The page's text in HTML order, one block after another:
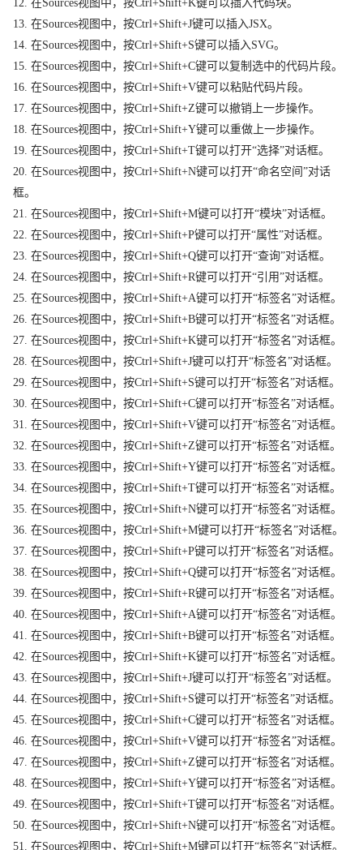
12. 在Sources视图中，按Ctrl+Shift+K键可以插入代码块。
13. 在Sources视图中，按Ctrl+Shift+J键可以插入JSX。
14. 在Sources视图中，按Ctrl+Shift+S键可以插入SVG。
15. 在Sources视图中，按Ctrl+Shift+C键可以复制选中的代码片段。
16. 在Sources视图中，按Ctrl+Shift+V键可以粘贴代码片段。
17. 在Sources视图中，按Ctrl+Shift+Z键可以撤销上一步操作。
18. 在Sources视图中，按Ctrl+Shift+Y键可以重做上一步操作。
19. 在Sources视图中，按Ctrl+Shift+T键可以打开“选择”对话框。
20. 在Sources视图中，按Ctrl+Shift+N键可以打开“命名空间”对话
框。
21. 在Sources视图中，按Ctrl+Shift+M键可以打开“模块”对话框。
22. 在Sources视图中，按Ctrl+Shift+P键可以打开“属性”对话框。
23. 在Sources视图中，按Ctrl+Shift+Q键可以打开“查询”对话框。
24. 在Sources视图中，按Ctrl+Shift+R键可以打开“引用”对话框。
25. 在Sources视图中，按Ctrl+Shift+A键可以打开“标签名”对话框。
26. 在Sources视图中，按Ctrl+Shift+B键可以打开“标签名”对话框。
27. 在Sources视图中，按Ctrl+Shift+K键可以打开“标签名”对话框。
28. 在Sources视图中，按Ctrl+Shift+J键可以打开“标签名”对话框。
29. 在Sources视图中，按Ctrl+Shift+S键可以打开“标签名”对话框。
30. 在Sources视图中，按Ctrl+Shift+C键可以打开“标签名”对话框。
31. 在Sources视图中，按Ctrl+Shift+V键可以打开“标签名”对话框。
32. 在Sources视图中，按Ctrl+Shift+Z键可以打开“标签名”对话框。
33. 在Sources视图中，按Ctrl+Shift+Y键可以打开“标签名”对话框。
34. 在Sources视图中，按Ctrl+Shift+T键可以打开“标签名”对话框。
35. 在Sources视图中，按Ctrl+Shift+N键可以打开“标签名”对话框。
36. 在Sources视图中，按Ctrl+Shift+M键可以打开“标签名”对话框。
37. 在Sources视图中，按Ctrl+Shift+P键可以打开“标签名”对话框。
38. 在Sources视图中，按Ctrl+Shift+Q键可以打开“标签名”对话框。
39. 在Sources视图中，按Ctrl+Shift+R键可以打开“标签名”对话框。
40. 在Sources视图中，按Ctrl+Shift+A键可以打开“标签名”对话框。
41. 在Sources视图中，按Ctrl+Shift+B键可以打开“标签名”对话框。
42. 在Sources视图中，按Ctrl+Shift+K键可以打开“标签名”对话框。
43. 在Sources视图中，按Ctrl+Shift+J键可以打开“标签名”对话框。
44. 在Sources视图中，按Ctrl+Shift+S键可以打开“标签名”对话框。
45. 在Sources视图中，按Ctrl+Shift+C键可以打开“标签名”对话框。
46. 在Sources视图中，按Ctrl+Shift+V键可以打开“标签名”对话框。
47. 在Sources视图中，按Ctrl+Shift+Z键可以打开“标签名”对话框。
48. 在Sources视图中，按Ctrl+Shift+Y键可以打开“标签名”对话框。
49. 在Sources视图中，按Ctrl+Shift+T键可以打开“标签名”对话框。
50. 在Sources视图中，按Ctrl+Shift+N键可以打开“标签名”对话框。
51. 在Sources视图中，按Ctrl+Shift+M键可以打开“标签名”对话框。